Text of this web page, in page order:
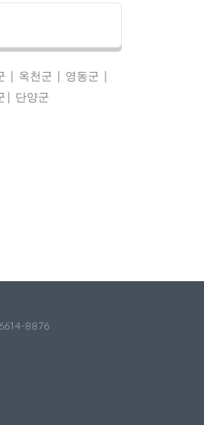
| 옥천군 | 영동군 |
| 단양군
8876